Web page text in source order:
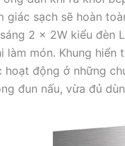
giác sạch sẽ hoàn
2 x 2W kiểu đèn
món. Khung hiển
động ở những
đun nấu, vừa đủ